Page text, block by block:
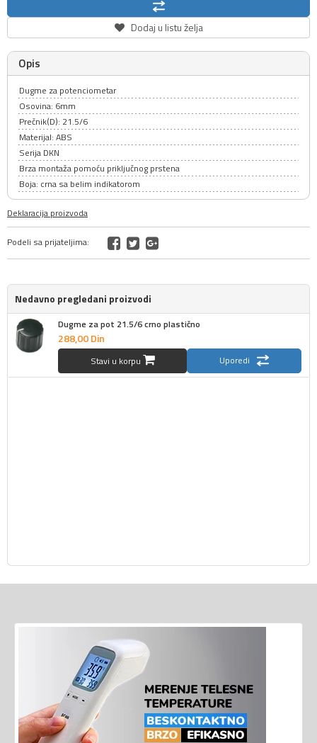
Dodaj u listu želja
Opis
Dugme za potenciometar
Osovina: 6mm
Prečnik(D): 21.5/6
Materijal: ABS
Serija DKN
Brza montaža pomoću priključnog prstena
Boja: crna sa belim indikatorom
Deklaracija proizvoda
Podeli sa prijateljima:
Nedavno pregledani proizvodi
Dugme za pot 21.5/6 crno plastično
288,00Din
Stavi u korpu Uporedi